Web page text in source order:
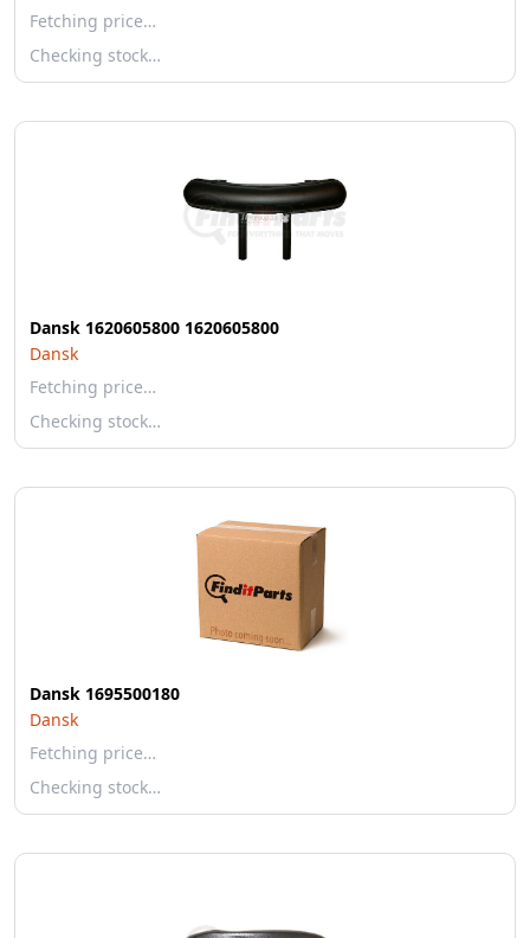
Fetching price…
Checking stock…
Dansk 1620605800 1620605800
Dansk
Fetching price…
Checking stock…
Dansk 1695500180
Dansk
Fetching price…
Checking stock…